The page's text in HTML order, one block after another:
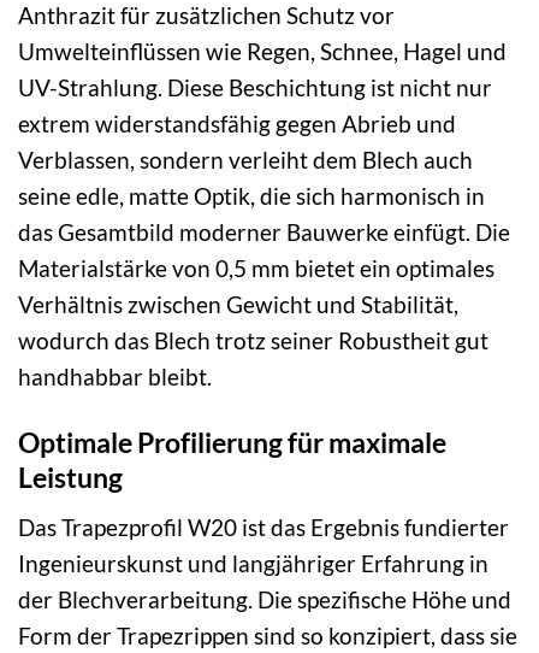
Anthrazit für zusätzlichen Schutz vor
Umwelteinflüssen wie Regen, Schnee, Hagel und
UV-Strahlung. Diese Beschichtung ist nicht nur
extrem widerstandsfähig gegen Abrieb und
Verblassen, sondern verleiht dem Blech auch
seine edle, matte Optik, die sich harmonisch in
das Gesamtbild moderner Bauwerke einfügt. Die
Materialstärke von 0,5 mm bietet ein optimales
Verhältnis zwischen Gewicht und Stabilität,
wodurch das Blech trotz seiner Robustheit gut
handhabbar bleibt.
Optimale Profilierung für maximale
Leistung
Das Trapezprofil W20 ist das Ergebnis fundierter
Ingenieurskunst und langjähriger Erfahrung in
der Blechverarbeitung. Die spezifische Höhe und
Form der Trapezrippen sind so konzipiert, dass sie